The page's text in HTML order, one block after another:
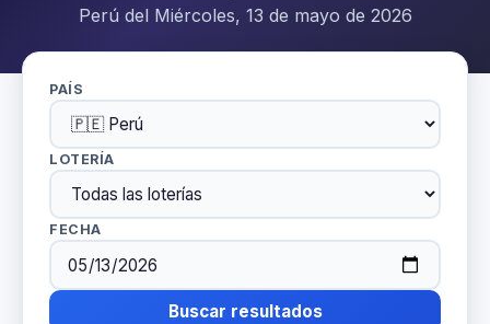
Perú del Miércoles, 13 de mayo de 2026
PAÍS
LOTERÍA
FECHA
Buscar resultados